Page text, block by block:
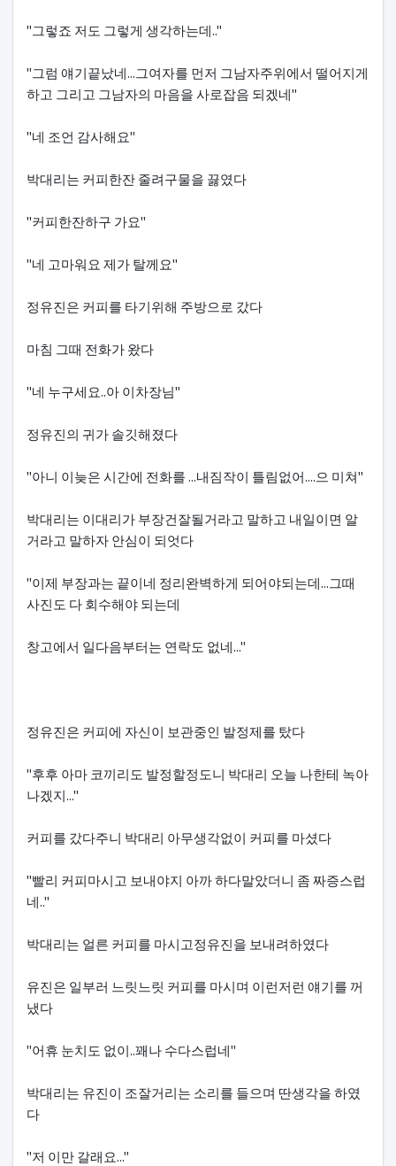
"그렇죠 저도 그렇게 생각하는데.."
"그럼 얘기끝났네...그여자를 먼저 그남자주위에서 떨어지게
하고 그리고 그남자의 마음을 사로잡음 되겠네"
"네 조언 감사해요"
박대리는 커피한잔 줄려구물을 끓였다
"커피한잔하구 가요"
"네 고마워요 제가 탈께요"
정유진은 커피를 타기위해 주방으로 갔다
마침 그때 전화가 왔다
"네 누구세요..아 이차장님"
정유진의 귀가 솔깃해졌다
"아니 이늦은 시간에 전화를 ...내짐작이 틀림없어....으 미쳐"
박대리는 이대리가 부장건잘될거라고 말하고 내일이면 알
거라고 말하자 안심이 되엇다
"이제 부장과는 끝이네 정리완벽하게 되어야되는데...그때
사진도 다 회수해야 되는데
창고에서 일다음부터는 연락도 없네..."
정유진은 커피에 자신이 보관중인 발정제를 탔다
"후후 아마 코끼리도 발정할정도니 박대리 오늘 나한테 녹아
나겠지..."
커피를 갔다주니 박대리 아무생각없이 커피를 마셨다
"빨리 커피마시고 보내야지 아까 하다말았더니 좀 짜증스럽
네.."
박대리는 얼른 커피를 마시고정유진을 보내려하였다
유진은 일부러 느릿느릿 커피를 마시며 이런저런 얘기를 꺼
냈다
"어휴 눈치도 없이..꽤나 수다스럽네"
박대리는 유진이 조잘거리는 소리를 들으며 딴생각을 하였
다
"저 이만 갈래요..."